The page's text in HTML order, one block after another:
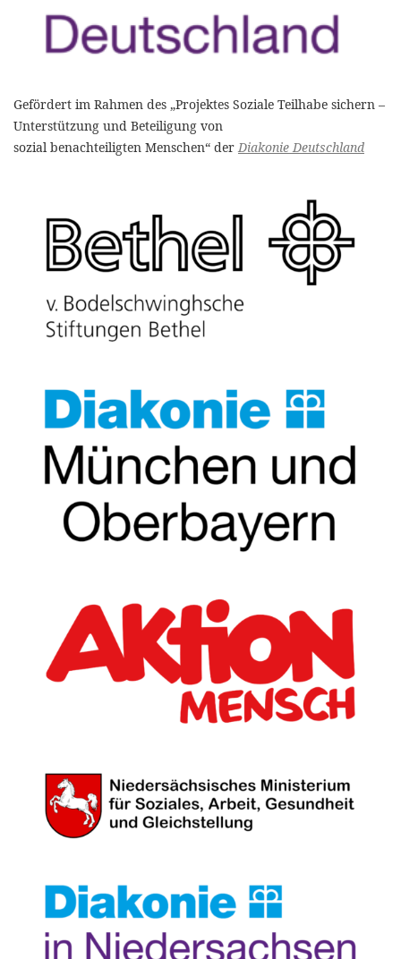
Gefördert im Rahmen des „Projektes Soziale Teilhabe sichern –
Unterstützung und Beteiligung von
sozial benachteiligten Menschen“ derDiakonie Deutschland